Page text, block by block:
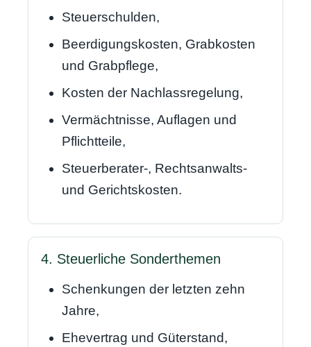
Steuerschulden,
Beerdigungskosten, Grabkosten
und Grabpflege,
Kosten der Nachlassregelung,
Vermächtnisse, Auflagen und
Pflichtteile,
Steuerberater-, Rechtsanwalts-
und Gerichtskosten.
4. Steuerliche Sonderthemen
Schenkungen der letzten zehn
Jahre,
Ehevertrag und Güterstand,